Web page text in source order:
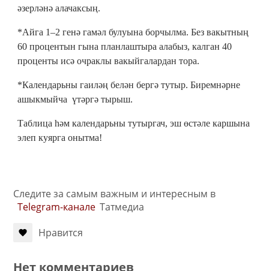
әзерләнә алачаксың.
*Айга 1–2 генә гамәл булуына борчылма. Без вакытның
60 процентын гына планлаштыра алабыз, калган 40
проценты исә очраклы вакыйгалардан тора.
*Календарьны гаиләң белән бергә тутыр. Биремнәрне
ашыкмыйча үтәргә тырыш.
Таблица һәм календарьны тутыргач, эш өстәле каршына
элеп куярга онытма!
Следите за самым важным и интересным в
Telegram-канале Татмедиа
Нравится
Нет комментариев